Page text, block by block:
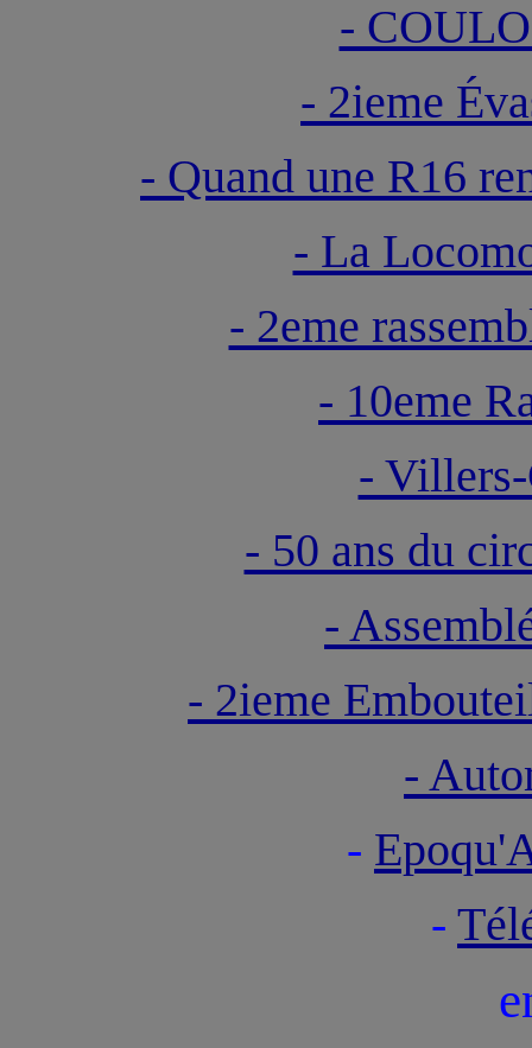
-
- 2ieme
- Quand une R16
- La
- 2eme
- 10eme
-
- 50 ans du
-
- 2ieme
-
-
-